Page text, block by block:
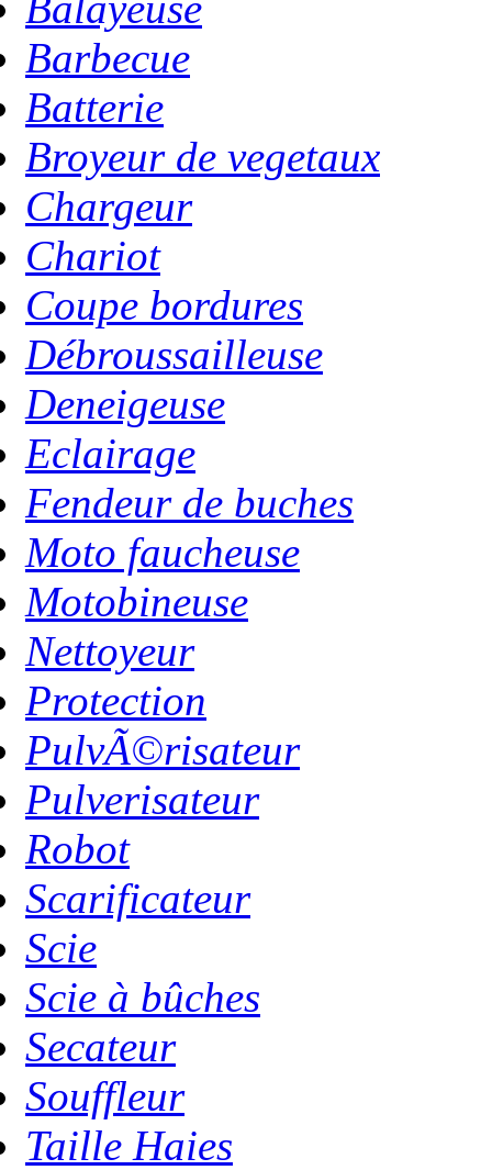
Barbecue
Batterie
Broyeur de vegetaux
Chargeur
Chariot
Coupe bordures
Débroussailleuse
Deneigeuse
Eclairage
Fendeur de buches
Moto faucheuse
Motobineuse
Nettoyeur
Protection
PulvÃ©risateur
Pulverisateur
Robot
Scarificateur
Scie
Scie à bûches
Secateur
Souffleur
Taille Haies